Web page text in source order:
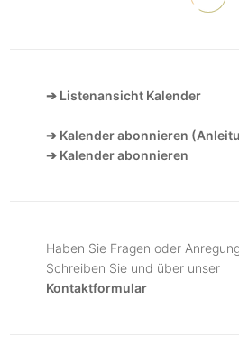
➔ Listenansicht Kalender
➔ Kalender abonnieren
➔ Kalender abonnieren
Haben Sie Fragen oder
Schreiben Sie und über unser
Kontaktformular